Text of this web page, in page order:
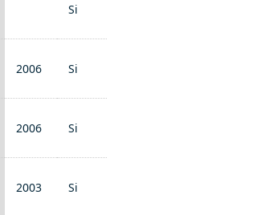
Si
2006 Si
2006 Si
2003 Si